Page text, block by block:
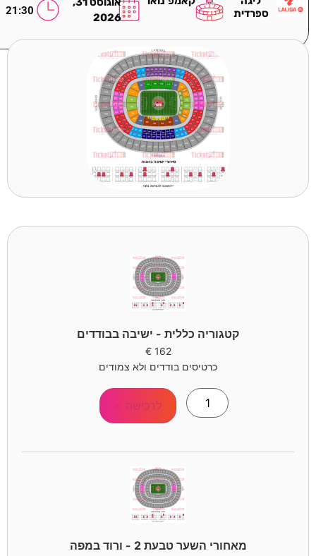
ספרדית
2026
21:30
קטגוריה כללית - ישיבה בבודדים
162
€
כרטיסים בודדים ולא צמודים
לרכישה >
מאחורי השער טבעת 2 - ורוד במפה